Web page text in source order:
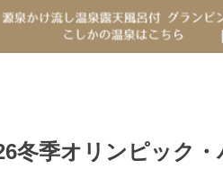
冬季オリンピック